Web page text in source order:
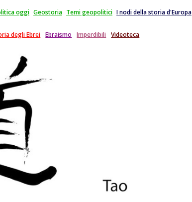
oggi Geostoria Temi geopolitici I nodi della storia d'Europa
degli Ebrei Ebraismo Imperdibili Videoteca